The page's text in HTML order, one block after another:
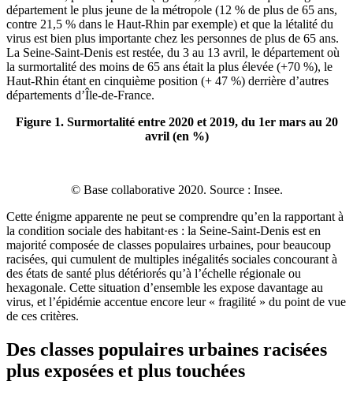
département le plus jeune de la métropole (12 % de plus de 65 ans,
contre 21,5 % dans le Haut-Rhin par exemple) et que la létalité du
virus est bien plus importante chez les personnes de plus de 65 ans.
La Seine-Saint-Denis est restée, du 3 au 13 avril, le département où
la surmortalité des moins de 65 ans était la plus élevée (+70 %), le
Haut-Rhin étant en cinquième position (+ 47 %) derrière d’autres
départements d’Île-de-France.
Figure 1. Surmortalité entre 2020 et 2019, du 1er mars au 20
avril (en %)
© Base collaborative 2020. Source : Insee.
Cette énigme apparente ne peut se comprendre qu’en la rapportant à
la condition sociale des habitant·es : la Seine-Saint-Denis est en
majorité composée de classes populaires urbaines, pour beaucoup
racisées, qui cumulent de multiples inégalités sociales concourant à
des états de santé plus détériorés qu’à l’échelle régionale ou
hexagonale. Cette situation d’ensemble les expose davantage au
virus, et l’épidémie accentue encore leur « fragilité » du point de vue
de ces critères.
Des classes populaires urbaines racisées
plus exposées et plus touchées